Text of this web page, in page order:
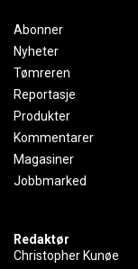
Abonner
Nyheter
Tømreren
Reportasje
Produkter
Kommentarer
Magasiner
Jobbmarked
Redaktør
Christopher Kunøe